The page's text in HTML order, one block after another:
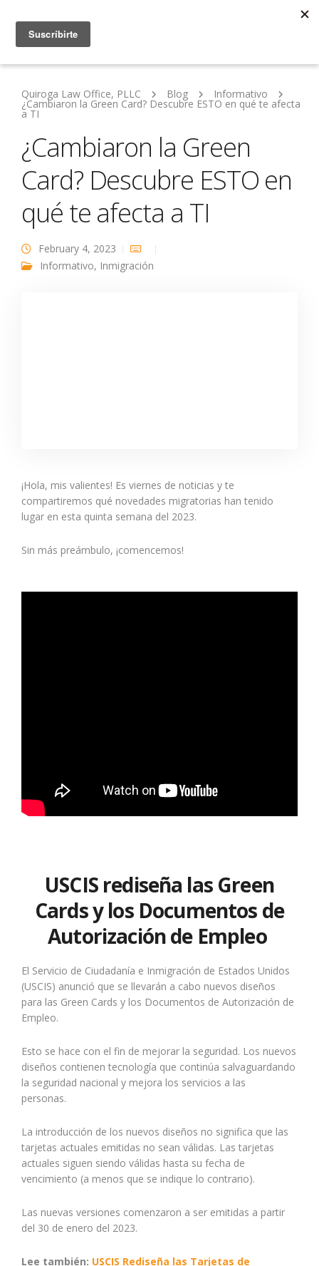
Quiroga Law Office, PLLC Blog Informativo
¿Cambiaron la Green Card? Descubre ESTO en qué te afecta
a TI
¿Cambiaron la Green
Card? Descubre ESTO en
qué te afecta a TI
February 4, 2023
Informativo, Inmigración
¡Hola, mis valientes! Es viernes de noticias y te
compartiremos qué novedades migratorias han tenido
lugar en esta quinta semana del 2023.
Sin más preámbulo, ¡comencemos!
USCIS rediseña las Green
Cards y los Documentos de
Autorización de Empleo
El Servicio de Ciudadanía e Inmigración de Estados Unidos
(USCIS) anunció que se llevarán a cabo nuevos diseños
para las Green Cards y los Documentos de Autorización de
Empleo.
Esto se hace con el fin de mejorar la seguridad. Los nuevos
diseños contienen tecnología que continúa salvaguardando
la seguridad nacional y mejora los servicios a las
personas.
La introducción de los nuevos diseños no significa que las
tarjetas actuales emitidas no sean válidas. Las tarjetas
actuales siguen siendo válidas hasta su fecha de
vencimiento (a menos que se indique lo contrario).
Las nuevas versiones comenzaron a ser emitidas a partir
del 30 de enero del 2023.
Lee también: USCIS Rediseña las Tarjetas de